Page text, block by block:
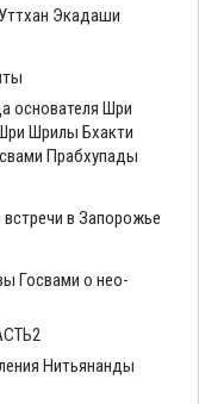
Экадаши
основателя Шри
Шрилы Бхакти
Прабхупады
в Запорожье
Госвами о нео-
Нитьянанды